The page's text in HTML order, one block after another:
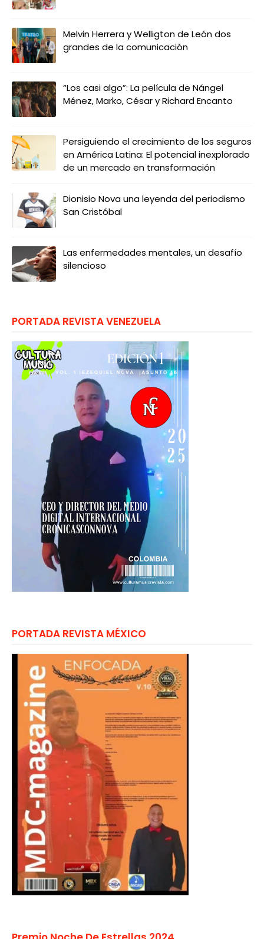
Melvin Herrera y Welligton de León dos
grandes de la comunicación
“Los casi algo”: La película de Nángel
Ménez, Marko, César y Richard Encanto
Persiguiendo el crecimiento de los seguros
en América Latina: El potencial inexplorado
de un mercado en transformación
Dionisio Nova una leyenda del periodismo
San Cristóbal
Las enfermedades mentales, un desafío
silencioso
PORTADA REVISTA VENEZUELA
PORTADA REVISTA MÉXICO